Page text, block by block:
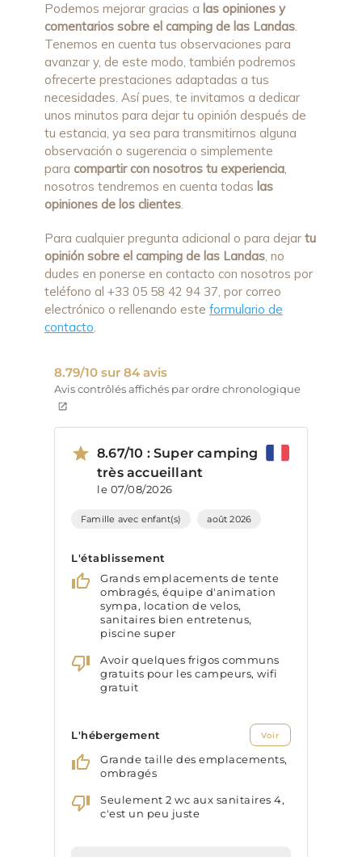
Podemos mejorar gracias a las opiniones y
comentarios sobre el camping de las Landas.
Tenemos en cuenta tus observaciones para
avanzar y, de este modo, también podremos
ofrecerte prestaciones adaptadas a tus
necesidades. Así pues, te invitamos a dedicar
unos minutos para dejar tu opinión después de
tu estancia, ya sea para transmitirnos alguna
observación o sugerencia o simplemente
para compartir con nosotros tu experiencia,
nosotros tendremos en cuenta todas las
opiniones de los clientes.
Para cualquier pregunta adicional o para dejar tu
opinión sobre el camping de las Landas, no
dudes en ponerse en contacto con nosotros por
teléfono al +33 05 58 42 94 37, por correo
electrónico o rellenando este formulario de
contacto.